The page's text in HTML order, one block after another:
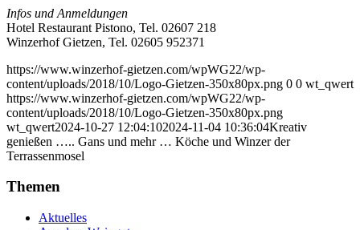
Infos und Anmeldungen
Hotel Restaurant Pistono, Tel. 02607 218
Winzerhof Gietzen, Tel. 02605 952371
https://www.winzerhof-gietzen.com/wpWG22/wp-
content/uploads/2018/10/Logo-Gietzen-350x80px.png 0 0 wt_qwert
https://www.winzerhof-gietzen.com/wpWG22/wp-
content/uploads/2018/10/Logo-Gietzen-350x80px.png
wt_qwert2024-10-27 12:04:102024-11-04 10:36:04Kreativ
genießen ….. Gans und mehr … Köche und Winzer der
Terrassenmosel
Themen
Aktuelles